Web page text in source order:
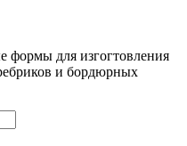
формы для изгогтовления
и бордюрных